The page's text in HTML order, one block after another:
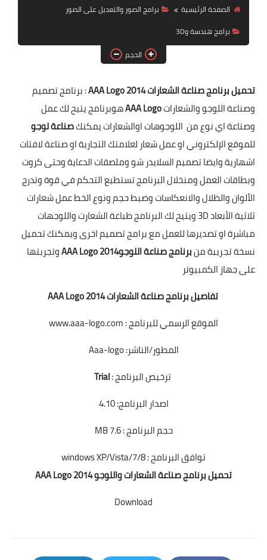
برامج الماك MAC
الصفحة الرئيسية
برامج الصور والتعديل على الصور
برامج هندسة و3D
الحجم
تحميل برنامج صناعة الشعارات AAA Logo 2014
: برنامج تصميم
وصناعة اللوجو والشعاراتAAA Logoهوبرنامج يتيح لك عمل
وصناعة اي نوع من اللوجوهات اوالشعارات يمكنكصناعة لوجو
للموقع الإلكتروني او عمل شعار لعلامتك التجارية او صناعة لافتات
اشهارية وايضا تصميم السلايدر شو وملصقات الدعاية وحتى كروت
وبطاقات العمل ومنخلال البرنامج تستطيع التحكم في قوة وتدرج
الألوان والظلال والانعكاسات وضبط حجم ونوع الخط عمل شعارات
ثلاثية الأبعاد 3D ويتيح لك البرنامج طباعة الشعارت واللوجهات
مباشرة او تصديرها للعمل مع برامج تصميم اخرى ويمكنك تحميل
نسخة تجريبة منبرنامج صناعة اللوجوAAA Logo 2014وتجربتها
على جهاز الكمبيوتر
تفاصيل برنامج صناعة الشعارات AAA Logo 2014
الموقع الرسمي للبرنامج : www.aaa-logo.com
المطور/الناشر: Aaa-logo
ترخيص البرنامج :Trial
اصدار البرنامج: 4.10
حجم البرنامج : 7.6 MB
توافق البرنامج : windows XP/Vista/7/8
تحميل برنامج صناعة الشعارات واللوجو AAA Logo 2014
Download